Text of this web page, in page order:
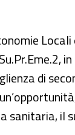
di
sanitaria,